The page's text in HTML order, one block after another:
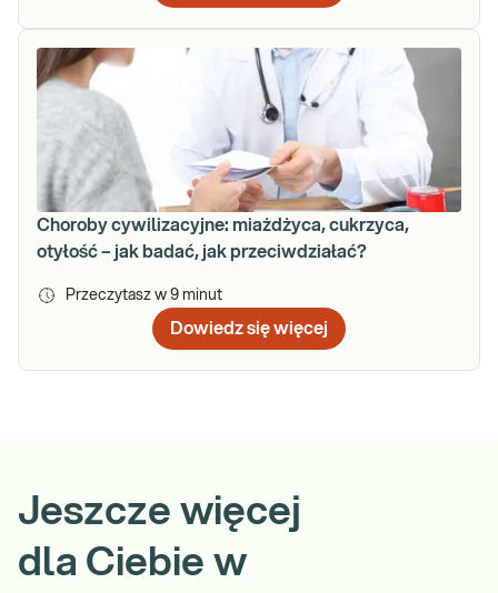
Choroby cywilizacyjne: miażdżyca, cukrzyca,
otyłość – jak badać, jak przeciwdziałać?
Przeczytasz w 9 minut
Dowiedz się więcej
Jeszcze więcej
dla Ciebie w